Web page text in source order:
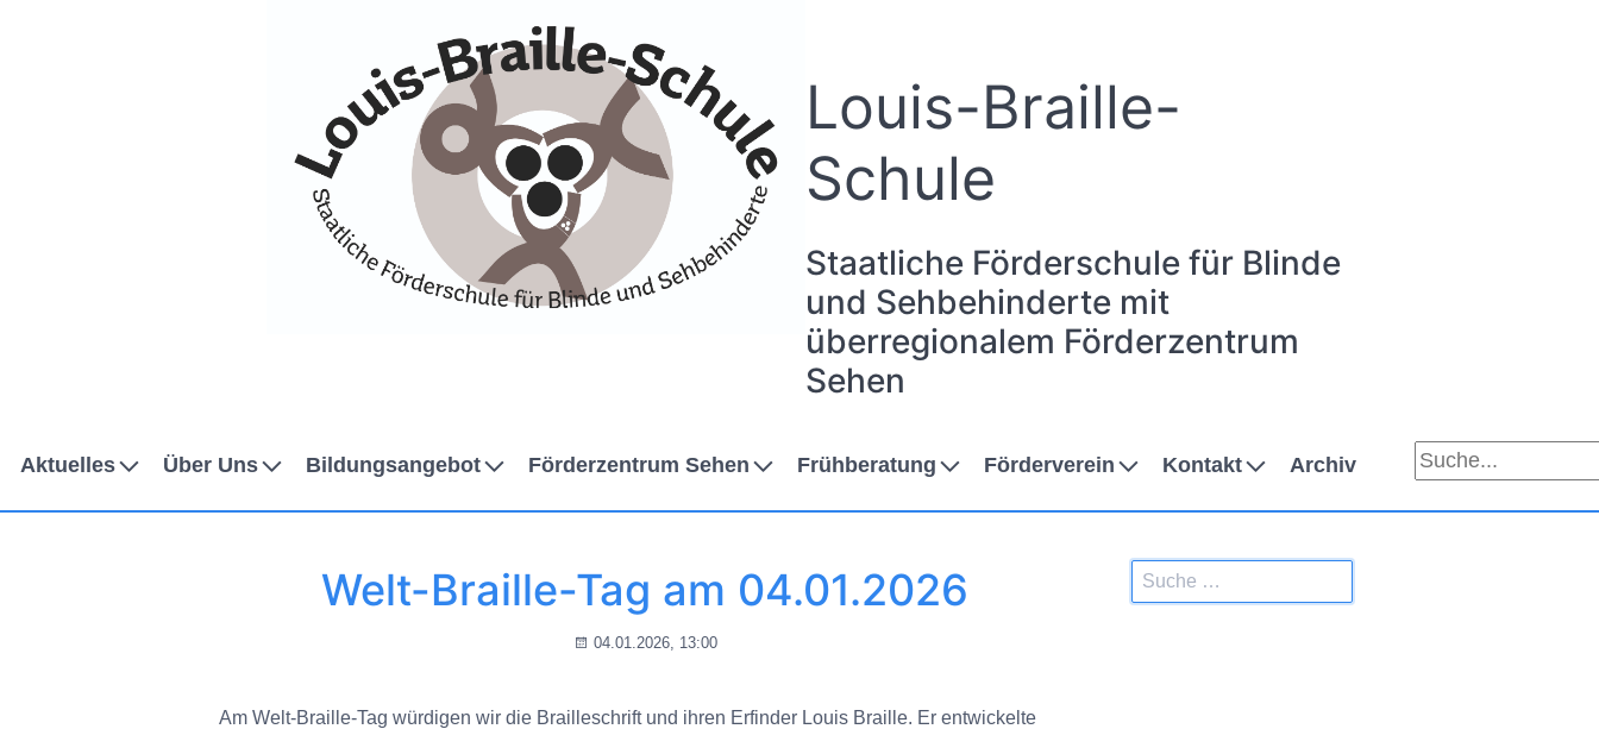
Louis-Braille-
Schule
Staatliche Förderschule für Blinde
und Sehbehinderte mit
überregionalem Förderzentrum
Sehen
Aktuelles Über Uns Bildungsangebot Förderzentrum Sehen Frühberatung Förderverein Kontakt Archiv
Welt-Braille-Tag am 04.01.2026
04.01.2026, 13:00
Am Welt-Braille-Tag würdigen wir die Brailleschrift und ihren Erfinder Louis Braille. Er entwickelte